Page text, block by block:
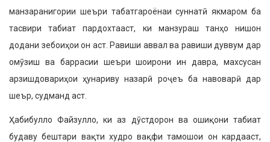
манзаранигории шеъри табатгароёнаи суннатӣ якмаром ба
тасвири табиат пардохтааст, ки манзураш танҳо нишон
додани зебоиҳои он аст. Равиши аввал ва равиши дуввум дар
омӯзиш ва баррасии шеъри шоирони ин давра, махсусан
арзишдовариҳои ҳунариву назарӣ роҷеъ ба навоварӣ дар
шеър, судманд аст.
Ҳабибулло Файзулло, ки аз дӯстдорон ва ошиқони табиат
будаву бештари вақти худро вақфи тамошои он кардааст,